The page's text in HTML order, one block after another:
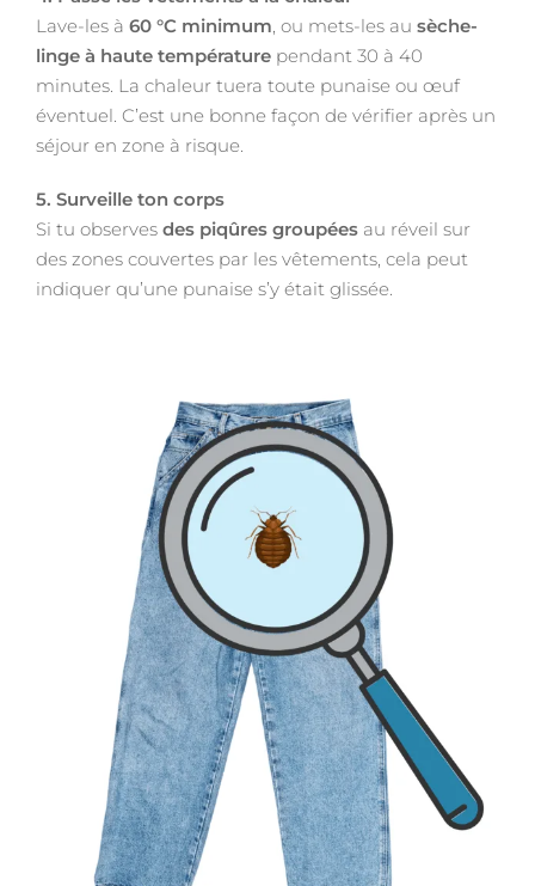
Lave-les à 60 °C minimum, ou mets-les au sèche-
linge à haute température pendant 30 à 40
minutes. La chaleur tuera toute punaise ou œuf
éventuel. C’est une bonne façon de vérifier après un
séjour en zone à risque.
5. Surveille ton corps
Si tu observes des piqûres groupées au réveil sur
des zones couvertes par les vêtements, cela peut
indiquer qu’une punaise s’y était glissée.